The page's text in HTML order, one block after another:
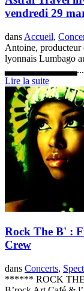
vendredi 29
dans Accueil,
Antoine, producteur
lyonnais Lumbago
▃▃▃▃▃▃▃▃▃▃...
Lire la suite
Rock The B' :
Crew
dans Concerts,
****** ROCK